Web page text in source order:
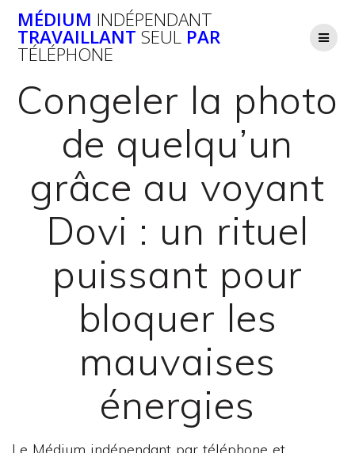
au
contenu
MÉDIUM INDÉPENDANT
TRAVAILLANT SEUL PAR
TÉLÉPHONE
Congeler la photo
de quelqu’un
grâce au voyant
Dovi : un rituel
puissant pour
bloquer les
mauvaises
énergies